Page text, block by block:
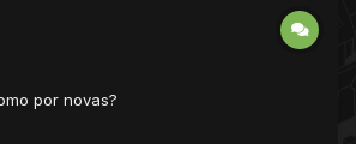
por novas?